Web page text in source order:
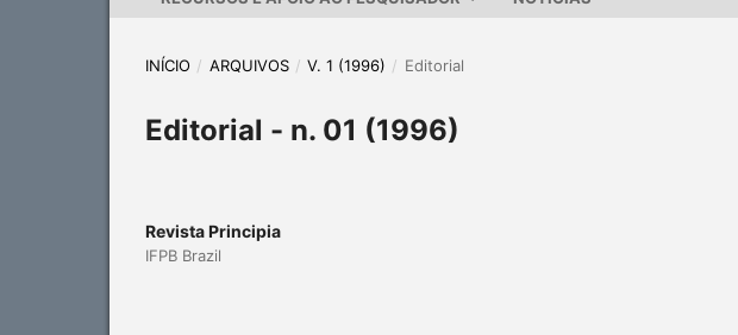
INÍCIO / ARQUIVOS / V. 1 (1996) / Editorial
Editorial - n. 01 (1996)
Revista Principia
IFPB Brazil